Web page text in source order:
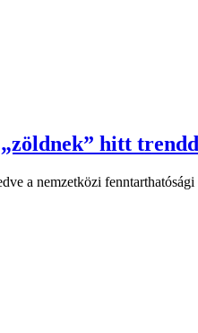
„zöldnek” hitt
a nemzetközi